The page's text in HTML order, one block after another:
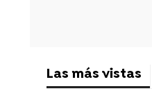
Las más vistas